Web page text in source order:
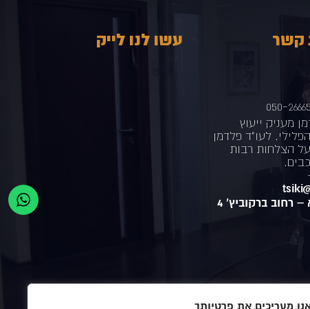
מעריכים את פרטיותך
קשר
050-
מעניק ייעוץ
לעו"ד פלדמן
הצלחות רבות
–
רחוב ברקוביץ' 4
עשו לנו לייק